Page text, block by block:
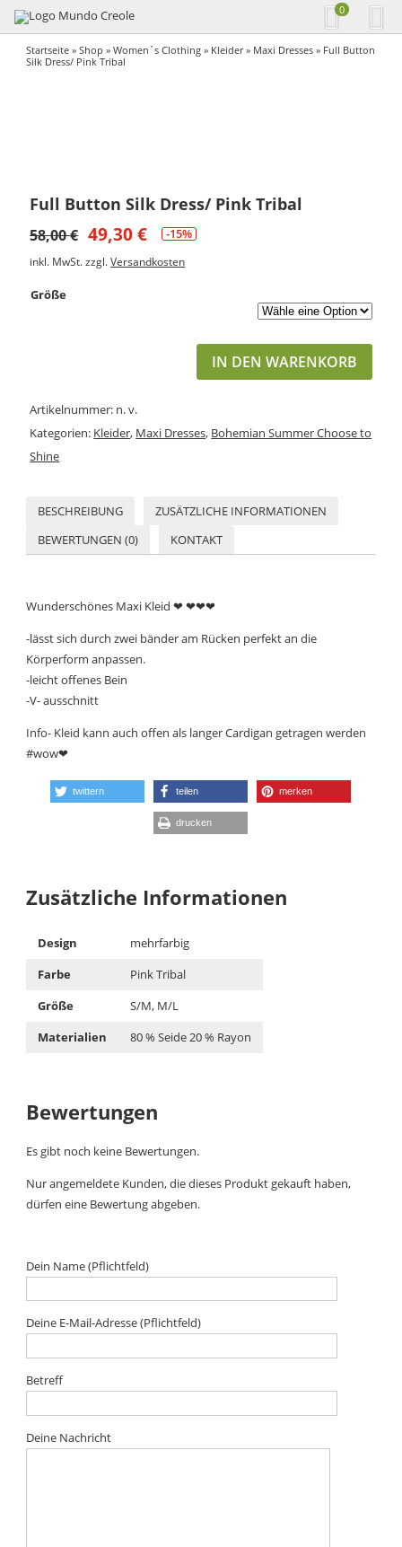
0
Startseite »Shop »Women´s Clothing » Kleider» Maxi Dresses » Full Button
Silk Dress/ Pink Tribal
Full Button Silk Dress/ Pink Tribal
58,00€ 49,30€ -15%
inkl. MwSt. zzgl.Versandkosten
Größe
IN DEN WARENKORB
Artikelnummer: n. v.
Kategorien: Kleider, Maxi Dresses, Bohemian Summer Choose to
Shine
BESCHREIBUNG
ZUSÄTZLICHE INFORMATIONEN
BEWERTUNGEN (0)
KONTAKT
Wunderschönes Maxi Kleid ❤ ❤❤❤
-lässt sich durch zwei bänder am Rücken perfekt an die
Körperform anpassen.
-leicht offenes Bein
-V- ausschnitt
Info- Kleid kann auch offen als langer Cardigan getragen werden
#wow❤
twittern teilen merken
drucken
Zusätzliche Informationen
Design
mehrfarbig
Farbe
Pink Tribal
Größe
S/M, M/L
Materialien
80 % Seide 20 % Rayon
Bewertungen
Es gibt noch keine Bewertungen.
Nur angemeldete Kunden, die dieses Produkt gekauft haben,
dürfen eine Bewertung abgeben.
Dein Name (Pflichtfeld)
Deine E-Mail-Adresse (Pflichtfeld)
Betreff
Deine Nachricht